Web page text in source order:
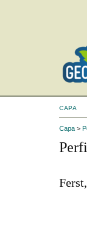
CAPA
Capa >